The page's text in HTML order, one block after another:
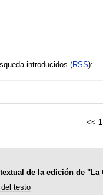
introducidos (RSS):
<< 1
de la edición de "La
testo